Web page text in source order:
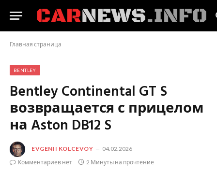
Главная страница
BENTLEY
Bentley Continental GT S
возвращается с прицелом
на Aston DB12 S
EVGENII KOLCEVOY
04.02.2026
Комментариев нет
2 Минуты на прочтение